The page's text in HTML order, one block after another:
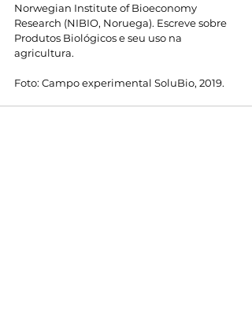
Norwegian Institute of Bioeconomy
Research (NIBIO, Noruega). Escreve sobre
Produtos Biológicos e seu uso na
agricultura.
Foto: Campo experimental SoluBio, 2019.